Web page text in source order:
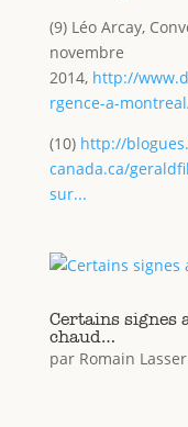
(9) Léo Arcay,
novembre
2014, http://
rgence-a-
(10) http://
canada.ca/
sur...
Certains signes
chaud…
par Romain Lasser